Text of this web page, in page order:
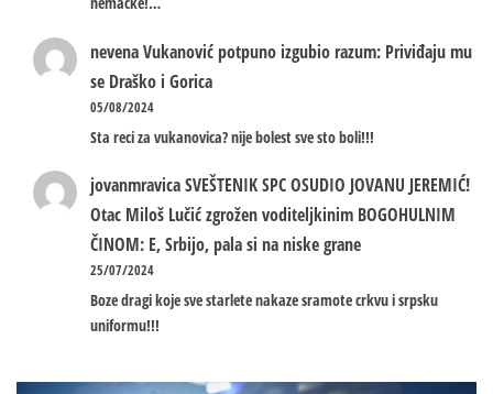
nevenaVukanović potpuno izgubio razum: Priviđaju mu
se Draško i Gorica
05/08/2024
Sta reci za vukanovica? nije bolest sve sto boli!!!
jovanmravicaSVEŠTENIK SPC OSUDIO JOVANU JEREMIĆ!
Otac Miloš Lučić zgrožen voditeljkinim BOGOHULNIM
ČINOM: E, Srbijo, pala si na niske grane
25/07/2024
Boze dragi koje sve starlete nakaze sramote crkvu i srpsku
uniformu!!!